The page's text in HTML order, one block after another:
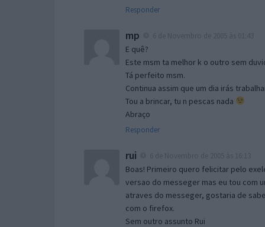
Responder
mp
E quê?
Este msm ta melhor k o outro sem
Tá perfeito msm.
Continua assim que um dia irás
Tou a brincar, tu n pescas nada
Abraço
Responder
rui
Boas! Primeiro quero felicitar pelo
versao do messeger mas eu tou com
atraves do messeger, gostaria de
com o firefox.
Sem outro assunto Rui